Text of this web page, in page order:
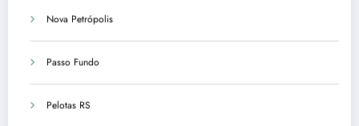
Nova Petrópolis
Passo Fundo
Pelotas RS